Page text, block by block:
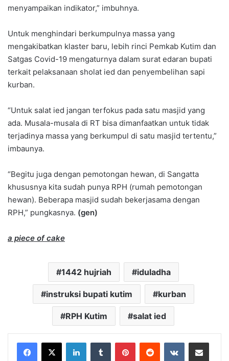
menyampaikan indikator,” imbuhnya.
Untuk menghindari berkumpulnya massa yang
mengakibatkan klaster baru, lebih rinci Pemkab Kutim dan
Satgas Covid-19 mengaturnya dalam surat edaran bupati
terkait pelaksanaan sholat ied dan penyembelihan sapi
kurban.
“Untuk salat ied jangan terfokus pada satu masjid yang
ada. Musala-musala di RT bisa dimanfaatkan untuk tidak
terjadinya massa yang berkumpul di satu masjid tertentu,”
imbaunya.
“Begitu juga dengan pemotongan hewan, di Sangatta
khususnya kita sudah punya RPH (rumah pemotongan
hewan). Beberapa masjid sudah bekerjasama dengan
RPH,” pungkasnya. (gen)
a piece of cake
1442 hujriah iduladha
instruksi bupati kutim kurban
RPH Kutim salat ied
LinkedInTumblr PinterestReddit VKontakteShare via Email